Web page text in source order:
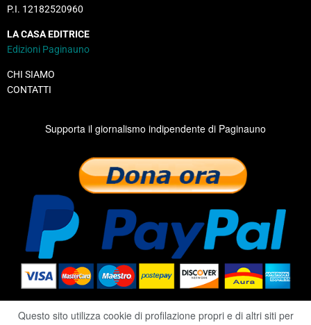
P.I. 12182520960
LA CASA EDITRICE
Edizioni Paginauno
CHI SIAMO
CONTATTI
Supporta il giornalismo indipendente di Paginauno
Questo sito utilizza cookie di profilazione propri e di altri siti per